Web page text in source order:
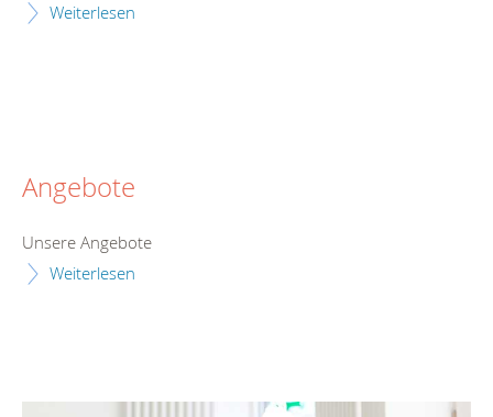
Weiterlesen
Angebote
Unsere Angebote
Weiterlesen